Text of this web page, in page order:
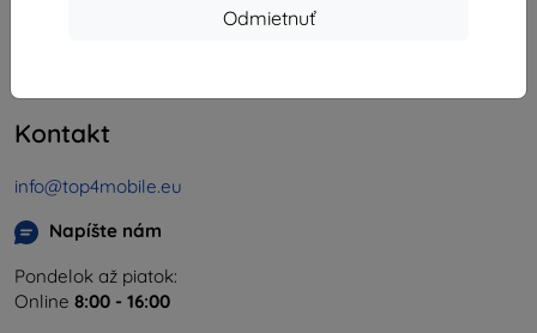
Odmietnuť
Kontakt
info@top4mobile.eu
Napíšte nám
Pondelok až piatok:
Online 8:00 - 16:00